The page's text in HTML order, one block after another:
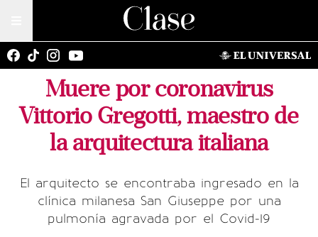
Muere por coronavirus
Vittorio Gregotti, maestro de
la arquitectura italiana
El arquitecto se encontraba ingresado en la
clínica milanesa San Giuseppe por una
pulmonía agravada por el Covid-19